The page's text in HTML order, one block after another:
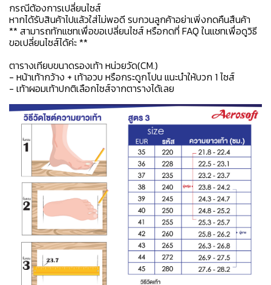
กรณีต้องการเปลี่ยนไซส์
หากได้รับสินค้าไปแล้วใส่ไม่พอดี รบกวนลูกค้าอย่าเพิ่งกดคืนสืนค้า
** สามารถทักแชทเพื่อขอเปลี่ยนไซส์ หรือกดที่ FAQ ในแชทเพื่อดูวิธี
ขอเปลี่ยนไซส์ได้ค่ะ **
ตารางเทียบขนาดรองเท้า หน่วยวัด(CM.)
- หน้าเท้ากว้าง + เท้าอวบ หรือกระดูกโปน แนะนำให้บวก 1 ไซส์
- เท้าผอมเท้าปกติเลือกไซส์จากตารางได้เลย